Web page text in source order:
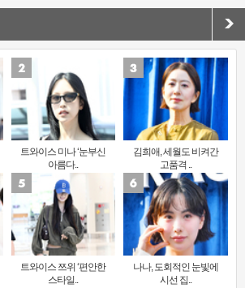
트와이스 미나 ‘눈부신
아름다..
김희애, 세월도 비켜간
고품격 ..
트와이스 쯔위 ‘편안한
스타일..
나나, 도회적인 눈빛에
시선 집..